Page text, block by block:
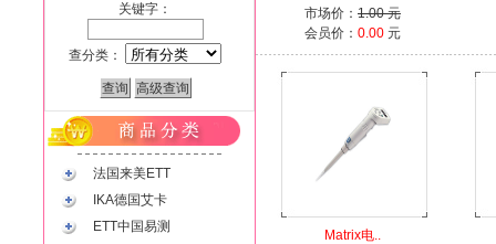
关键字：
查分类：
法国来美ETT
IKA德国艾卡
ETT中国易测
市场价： 1.00 元
会员价： 0.00 元
Matrix电..